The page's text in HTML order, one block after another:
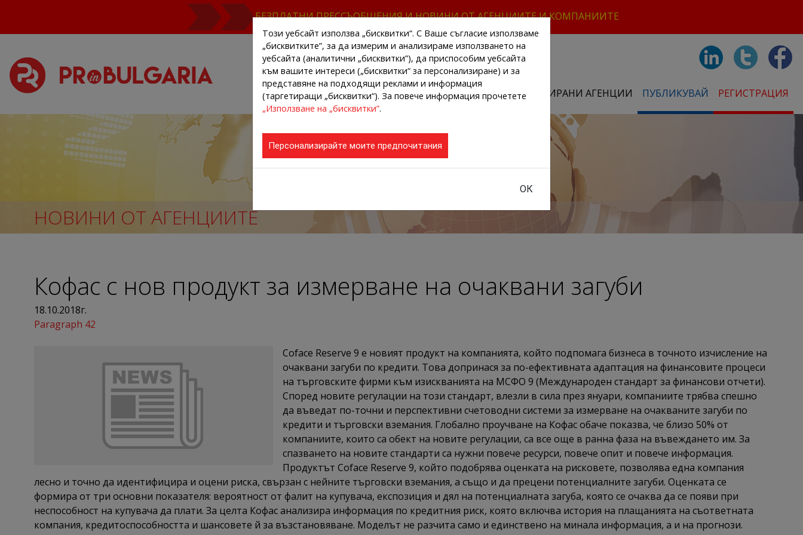
БЕЗПЛАТНИ ПРЕССЪОБЩЕНИЯ И НОВИНИ ОТ АГЕНЦИИТЕ И КОМПАНИИТЕ
НАЧАЛО НОВИНИ ОТ АГЕНЦИИТЕ РЕГИСТРИРАНИ АГЕНЦИИ ПУБЛИКУВАЙ РЕГИСТРАЦИЯ
НОВИНИ ОТ АГЕНЦИИТЕ
Кофас с нов продукт за измерване на очаквани загуби
18.10.2018г.
Paragraph 42
Coface Reserve 9 e новият продукт на компанията, който подпомага бизнеса в точното изчисление на
очаквани загуби по кредити. Това допринася за по-ефективната адаптация на финансовите процеси
на търговските фирми към изискванията на МСФО 9 (Международен стандарт за финансови отчети).
Според новите регулации на този стандарт, влезли в сила през януари, компаниите трябва спешно
да въведат по-точни и перспективни счетоводни системи за измерване на очакваните загуби по
кредити и търговски вземания. Глобално проучване на Кофас обаче показва, че близо 50% от
компаниите, които са обект на новите регулации, са все още в ранна фаза на въвеждането им. За
спазването на новите стандарти са нужни повече ресурси, повече опит и повече информация.
Продуктът Coface Reserve 9, който подобрява оценката на рисковете, позволява една компания
лесно и точно да идентифицира и оцени риска, свързан с нейните търговски вземания, а също и да прецени потенциалните загуби. Оценката се
формира от три основни показателя: вероятност от фалит на купувача, експозиция и дял на потенциалната загуба, която се очаква да се появи при
неспособност на купувача да плати. За целта Кофас анализира информация по кредитния риск, която включва история на плащанията на съответната
компания, кредитоспособността и шансовете й за възстановяване. Моделът не разчита само и единствено на минала информация, а и на прогнози.
Този уебсайт използва „бисквитки“. С Ваше съгласие използваме
„бисквитките”, за да измерим и анализираме използването на
уебсайта (аналитични „бисквитки”), да приспособим уебсайта
към вашите интереси („бисквитки“ за персонализиране) и за
представяне на подходящи реклами и информация
(таргетиращи „бисквитки“). За повече информация прочетете
„Използване на „бисквитки”.
Персонализирайте моите предпочитания
ОК